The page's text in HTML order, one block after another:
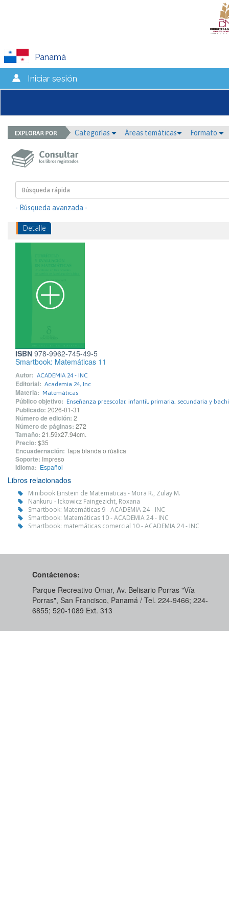
Panamá
Iniciar sesión
Categorías Áreas temáticas Formato
- Búsqueda avanzada -
Detalle
ISBN 978-9962-745-49-5
Smartbook: Matemáticas 11
Autor: ACADEMIA 24 - INC
Editorial: Academia 24, Inc
Materia: Matemáticas
Público objetivo: Enseñanza preescolar, infantil, primaria, secundaria y
Publicado: 2026-01-31
Número de edición: 2
Número de páginas: 272
Tamaño: 21.59x27.94cm.
Precio: $35
Encuadernación: Tapa blanda o rústica
Soporte: Impreso
Idioma: Español
Libros relacionados
Minibook Einstein de Matematicas - Mora R., Zulay M.
Nankuru - Ickowicz Faingezicht, Roxana
Smartbook: Matemáticas 9 - ACADEMIA 24 - INC
Smartbook: Matemáticas 10 - ACADEMIA 24 - INC
Smartbook: matemáticas comercial 10 - ACADEMIA 24 - INC
Contáctenos:
Parque Recreativo Omar, Av. Belisario Porras "Vía
Porras", San Francisco, Panamá / Tel. 224-9466; 224-
6855; 520-1089​ Ext. 313